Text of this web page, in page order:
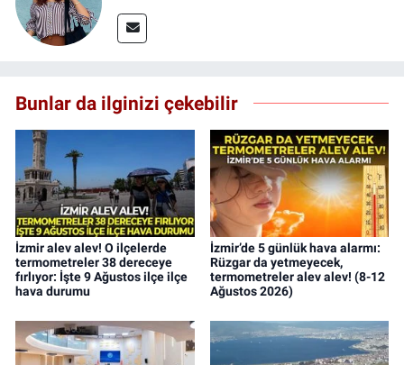
Bunlar da ilginizi çekebilir
İzmir alev alev! O ilçelerde
termometreler 38 dereceye
fırlıyor: İşte 9 Ağustos ilçe ilçe
hava durumu
İzmir’de 5 günlük hava alarmı:
Rüzgar da yetmeyecek,
termometreler alev alev! (8-12
Ağustos 2026)